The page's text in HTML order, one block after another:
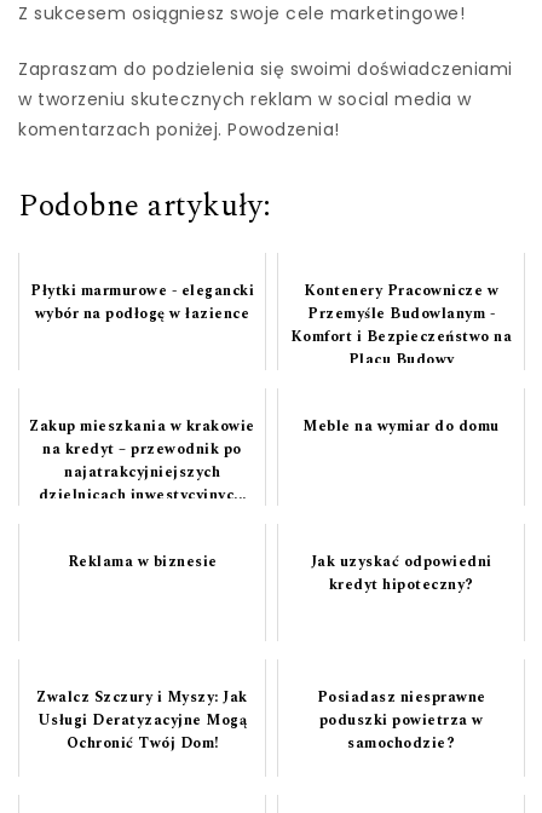
Z sukcesem osiągniesz swoje cele marketingowe!
Zapraszam do podzielenia się swoimi doświadczeniami
w tworzeniu skutecznych reklam w social media w
komentarzach poniżej. Powodzenia!
Podobne artykuły:
Płytki marmurowe - elegancki
wybór na podłogę w łazience
Kontenery Pracownicze w
Przemyśle Budowlanym -
Komfort i Bezpieczeństwo na
Placu Budowy
Zakup mieszkania w krakowie
na kredyt – przewodnik po
najatrakcyjniejszych
dzielnicach inwestycyjnyc...
Meble na wymiar do domu
Reklama w biznesie
Jak uzyskać odpowiedni
kredyt hipoteczny?
Zwalcz Szczury i Myszy: Jak
Usługi Deratyzacyjne Mogą
Ochronić Twój Dom!
Posiadasz niesprawne
poduszki powietrza w
samochodzie?